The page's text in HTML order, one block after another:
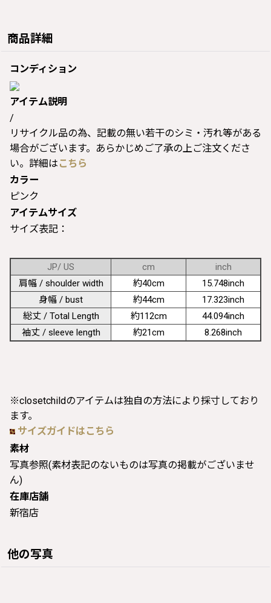
商品詳細
コンディション
アイテム説明
/
リサイクル品の為、記載の無い若干のシミ・汚れ等がある
場合がございます。あらかじめご了承の上ご注文くださ
い。詳細は こちら
カラー
ピンク
アイテムサイズ
サイズ表記：
JP/ US cm
inch
肩幅 / shoulder width
約40cm
15.748inch
身幅 / bust
約44cm
17.323inch
総丈 / Total Length
約112cm
44.094inch
袖丈 / sleeve length
約21cm 8.268inch
※closetchildのアイテムは独自の方法により採寸しており
ます。
サイズガイドはこちら
素材
写真参照(素材表記のないものは写真の掲載がございませ
ん)
在庫店舗
新宿店
他の写真